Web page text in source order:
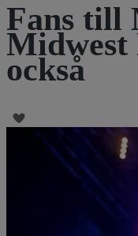
Fans till
också